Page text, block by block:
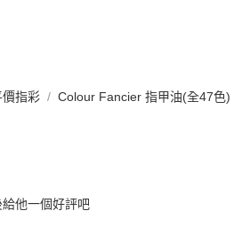
指彩
Colour Fancier 指甲油(全47色)
他一個好評吧